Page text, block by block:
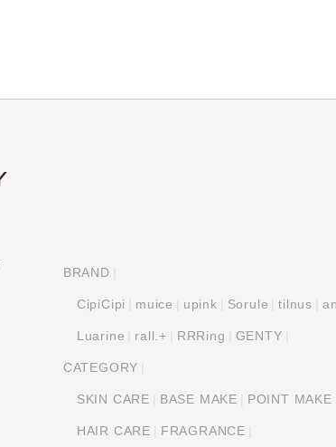
BRAND
CipiCipi muice upink Sorule tilnus
Luarine rall.+ RRRing GENTY
CATEGORY
SKIN CARE BASE MAKE POINT MAKE
HAIR CARE FRAGRANCE